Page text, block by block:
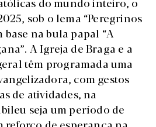
sob o lema “Peregrinos
base na bula papal “A
A Igreja de Braga e a
têm programada uma
com gestos
de atividades, na
seja um período de